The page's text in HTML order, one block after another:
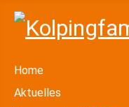
Home
Aktuelles